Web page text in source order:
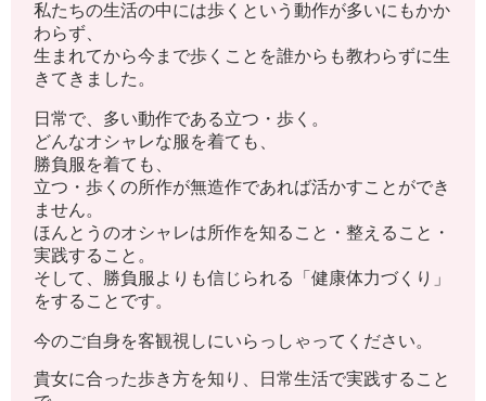
私たちの生活の中には歩くという動作が多いにもかか
わらず、
生まれてから今まで歩くことを誰からも教わらずに生
きてきました。
日常で、多い動作である立つ・歩く。
どんなオシャレな服を着ても、
勝負服を着ても、
立つ・歩くの所作が無造作であれば活かすことができ
ません。
ほんとうのオシャレは所作を知ること・整えること・
実践すること。
そして、勝負服よりも信じられる「健康体力づくり」
をすることです。
今のご自身を客観視しにいらっしゃってください。
貴女に合った歩き方を知り、日常生活で実践すること